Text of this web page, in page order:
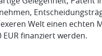
Welt einen echten
EUR finanziert werden.